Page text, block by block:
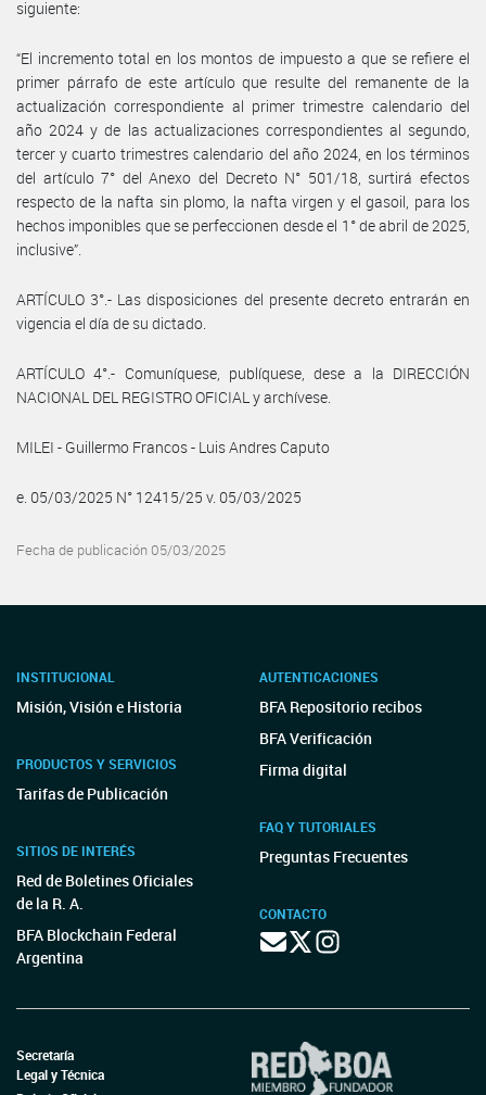
siguiente:
“El incremento total en los montos de impuesto a que se refiere el
primer párrafo de este artículo que resulte del remanente de la
actualización correspondiente al primer trimestre calendario del
año 2024 y de las actualizaciones correspondientes al segundo,
tercer y cuarto trimestres calendario del año 2024, en los términos
del artículo 7° del Anexo del Decreto N° 501/18, surtirá efectos
respecto de la nafta sin plomo, la nafta virgen y el gasoil, para los
hechos imponibles que se perfeccionen desde el 1° de abril de 2025,
inclusive”.
ARTÍCULO 3°.- Las disposiciones del presente decreto entrarán en
vigencia el día de su dictado.
ARTÍCULO 4°.- Comuníquese, publíquese, dese a la DIRECCIÓN
NACIONAL DEL REGISTRO OFICIAL y archívese.
MILEI - Guillermo Francos - Luis Andres Caputo
e. 05/03/2025 N° 12415/25 v. 05/03/2025
Fecha de publicación 05/03/2025
INSTITUCIONAL
Misión, Visión e Historia
PRODUCTOS Y SERVICIOS
Tarifas de Publicación
SITIOS DE INTERÉS
Red de Boletines Oficiales
de la R. A.
BFA Blockchain Federal
Argentina
AUTENTICACIONES
BFA Repositorio recibos
BFA Verificación
Firma digital
FAQ Y TUTORIALES
Preguntas Frecuentes
CONTACTO
Secretaría
Legal y Técnica